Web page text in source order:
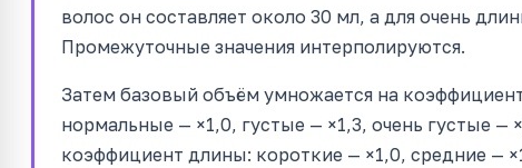
волос он составляет около 30 мл, а для очень
Промежуточные значения интерполируются.
Затем базовый объём умножается на
нормальные — ×1,0, густые — ×1,3, очень густые —
коэффициент длины: короткие — ×1,0, средние —